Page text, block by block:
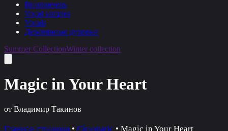
Виолончель
Vocal samples
Vocals
Деревянные духовые
Summer CollectionWinter collection
Magic in Your Heart
от Владимир Такинов
Главная страница • Cinematic • Magic in Your Heart